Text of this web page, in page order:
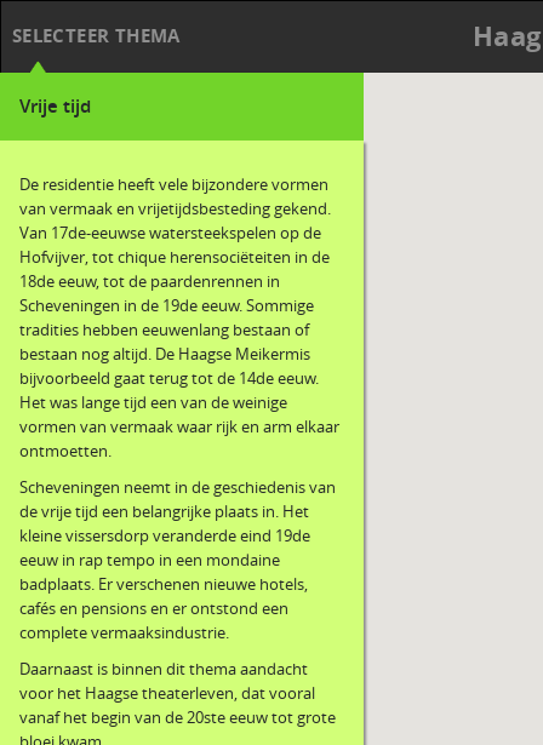
SELECTEER THEMA
Vrije tijd
De residentie heeft vele bijzondere vormen
van vermaak en vrijetijdsbesteding gekend.
Van 17de-eeuwse watersteekspelen op de
Hofvijver, tot chique herensociëteiten in de
18de eeuw, tot de paardenrennen in
Scheveningen in de 19de eeuw. Sommige
tradities hebben eeuwenlang bestaan of
bestaan nog altijd. De Haagse Meikermis
bijvoorbeeld gaat terug tot de 14de eeuw.
Het was lange tijd een van de weinige
vormen van vermaak waar rijk en arm elkaar
ontmoetten.
Scheveningen neemt in de geschiedenis van
de vrije tijd een belangrijke plaats in. Het
kleine vissersdorp veranderde eind 19de
eeuw in rap tempo in een mondaine
badplaats. Er verschenen nieuwe hotels,
cafés en pensions en er ontstond een
complete vermaaksindustrie.
Daarnaast is binnen dit thema aandacht
voor het Haagse theaterleven, dat vooral
vanaf het begin van de 20ste eeuw tot grote